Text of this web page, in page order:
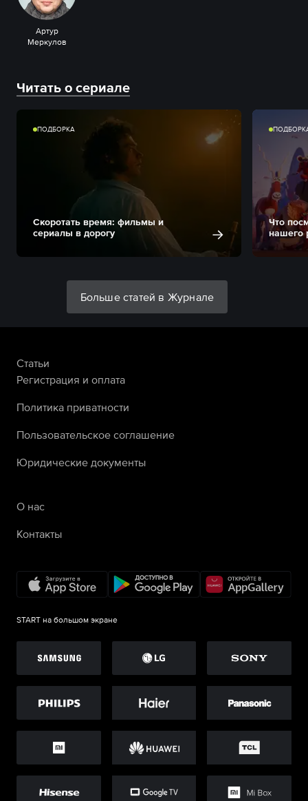
Артур
Меркулов
Читать о сериале
ПОДБОРКА
Скоротать время: фильмы и
сериалы в дорогу
Что
нашего
Больше статей в Журнале
Статьи
Регистрация и оплата
Политика приватности
Пользовательское соглашение
Юридические документы
О нас
Контакты
START на большом экране